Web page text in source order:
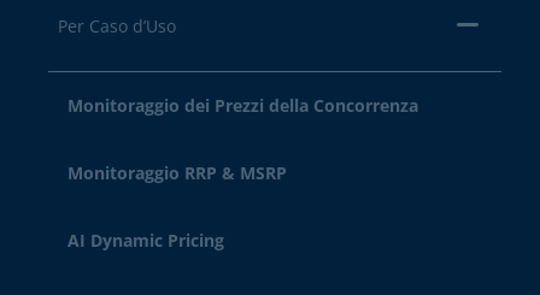
Per Caso d’Uso
Monitoraggio dei Prezzi della Concorrenza
Monitoraggio RRP & MSRP
AI Dynamic Pricing